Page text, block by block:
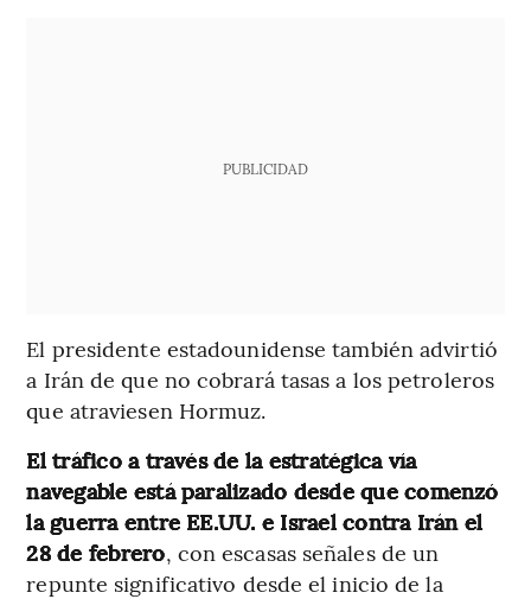
PUBLICIDAD
El presidente estadounidense también advirtió
a Irán de que no cobrará tasas a los petroleros
que atraviesen Hormuz.
El tráfico a través de la estratégica vía
navegable está paralizado desde que comenzó
la guerra entre EE.UU. e Israel contra Irán el
28 de febrero, con escasas señales de un
repunte significativo desde el inicio de la